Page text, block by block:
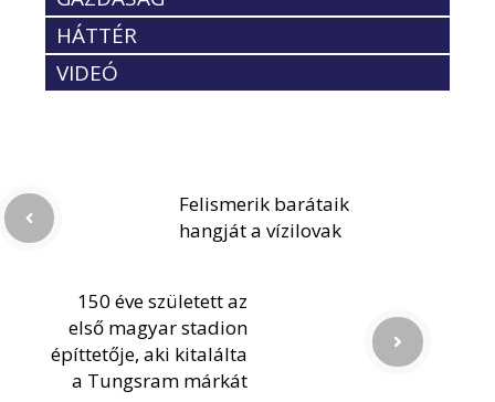
HÁTTÉR
VIDEÓ
Felismerik barátaik
hangját a vízilovak
150 éve született az
első magyar stadion
építtetője, aki kitalálta
a Tungsram márkát